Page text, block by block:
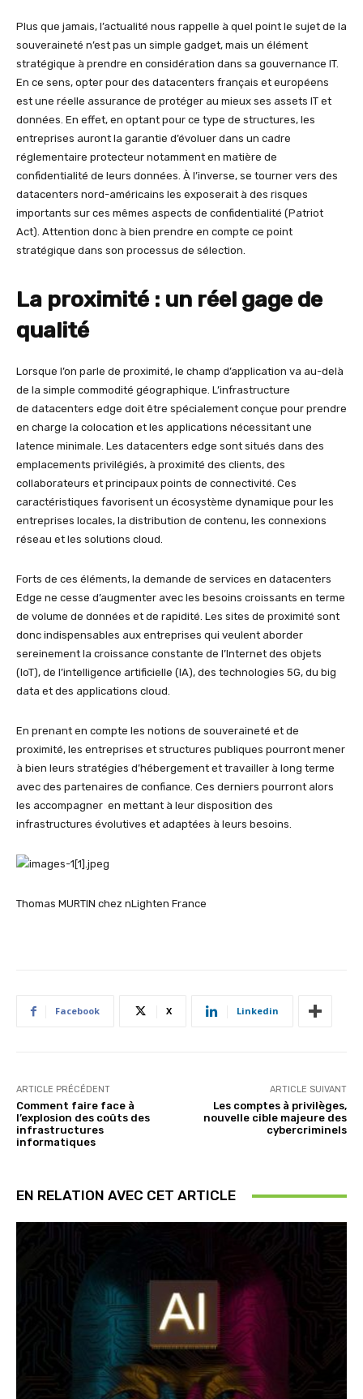
Plus que jamais, l’actualité nous rappelle à quel point le sujet de la
souveraineté n’est pas un simple gadget, mais un élément
stratégique à prendre en considération dans sa gouvernance IT.
En ce sens, opter pour des datacenters français et européens
est une réelle assurance de protéger au mieux ses assets IT et
données. En effet, en optant pour ce type de structures, les
entreprises auront la garantie d’évoluer dans un cadre
réglementaire protecteur notamment en matière de
confidentialité de leurs données. À l’inverse, se tourner vers des
datacenters nord-américains les exposerait à des risques
importants sur ces mêmes aspects de confidentialité (Patriot
Act). Attention donc à bien prendre en compte ce point
stratégique dans son processus de sélection.
La proximité : un réel gage de
qualité
Lorsque l’on parle de proximité, le champ d’application va au-delà
de la simple commodité géographique. L’infrastructure
de datacenters edge doit être spécialement conçue pour prendre
en charge la colocation et les applications nécessitant une
latence minimale. Les datacenters edge sont situés dans des
emplacements privilégiés, à proximité des clients, des
collaborateurs et principaux points de connectivité. Ces
caractéristiques favorisent un écosystème dynamique pour les
entreprises locales, la distribution de contenu, les connexions
réseau et les solutions cloud.
Forts de ces éléments, la demande de services en datacenters
Edge ne cesse d’augmenter avec les besoins croissants en terme
de volume de données et de rapidité. Les sites de proximité sont
donc indispensables aux entreprises qui veulent aborder
sereinement la croissance constante de l’Internet des objets
(IoT), de l’intelligence artificielle (IA), des technologies 5G, du big
data et des applications cloud.
En prenant en compte les notions de souveraineté et de
proximité, les entreprises et structures publiques pourront mener
à bien leurs stratégies d’hébergement et travailler à long terme
avec des partenaires de confiance. Ces derniers pourront alors
les accompagner en mettant à leur disposition des
infrastructures évolutives et adaptées à leurs besoins.
Thomas MURTIN chez nLighten France
Facebook X Linkedin
ARTICLE PRÉCÉDENT
Comment faire face à
l’explosion des coûts des
infrastructures
informatiques
ARTICLE SUIVANT
Les comptes à privilèges,
nouvelle cible majeure des
cybercriminels
EN RELATION AVEC CET ARTICLE